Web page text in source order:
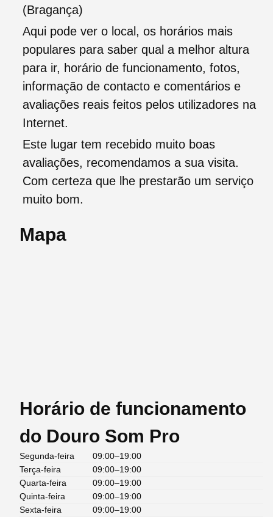
(Bragança)
Aqui pode ver o local, os horários mais
populares para saber qual a melhor altura
para ir, horário de funcionamento, fotos,
informação de contacto e comentários e
avaliações reais feitos pelos utilizadores na
Internet.
Este lugar tem recebido muito boas
avaliações, recomendamos a sua visita.
Com certeza que lhe prestarão um serviço
muito bom.
Mapa
Horário de funcionamento
do Douro Som Pro
Segunda-feira
09:00–19:00
Terça-feira
09:00–19:00
Quarta-feira
09:00–19:00
Quinta-feira
09:00–19:00
Sexta-feira
09:00–19:00